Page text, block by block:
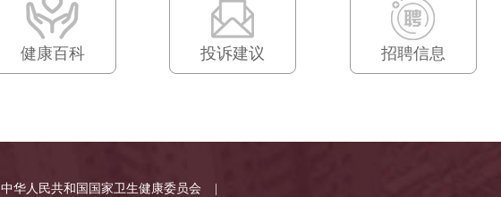
健康百科 投诉建议 招聘信息
中华人民共和国国家卫生健康委员会 |